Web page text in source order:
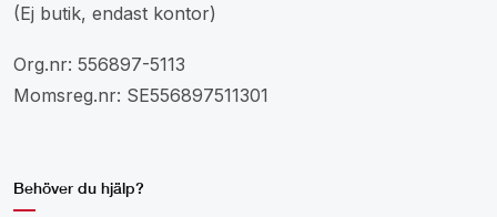
(Ej butik, endast kontor)
Org.nr: 556897-5113
Momsreg.nr: SE556897511301
Behöver du hjälp?